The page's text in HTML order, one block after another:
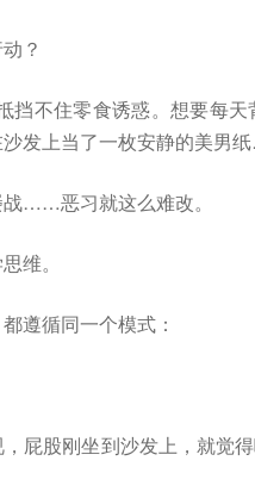
？
挡不住零食诱惑。想要每
沙发上当了一枚安静的美男
……恶习就这么难改。
维。
遵循同一个模式：
屁股刚坐到沙发上，就觉